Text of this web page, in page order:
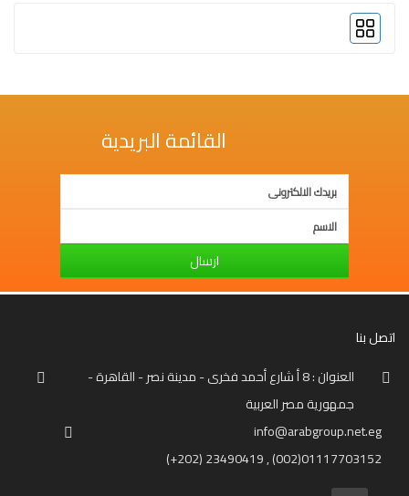
بشرية
علم
المتكاملة
البحث
العلمى
لغة
القائمة البريدية
ارسال
اتصل بنا
العنوان : 8 أ شارع أحمد فخرى - مدينة نصر - القاهرة -
جمهورية مصر العربية
info@arabgroup.net.eg
(+202) 23490419 , (002)01117703152